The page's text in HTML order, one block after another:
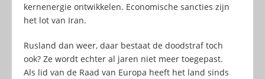
kernenergie ontwikkelen. Economische sancties zijn
het lot van Iran.
Rusland dan weer, daar bestaat de doodstraf toch
ook? Ze wordt echter al jaren niet meer toegepast.
Als lid van de Raad van Europa heeft het land sinds